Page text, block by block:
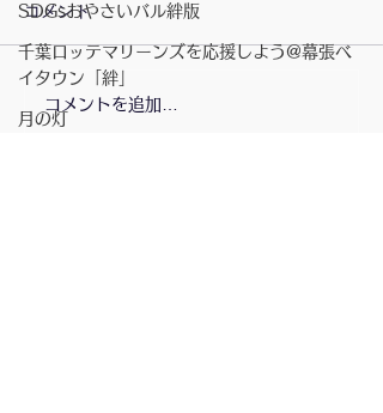
SDGsおやさいバル絆版
千葉ロッテマリーンズを応援しよう@幕張ベ
イタウン「絆」
月の灯
2026/07/23〜月の灯
コメント
コメントを追加…